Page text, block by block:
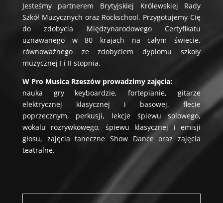
Jesteśmy partnerem Brytyjskiej Królewskiej Rady
Szkół Muzycznych oraz Rockschool. Przygotujemy Cię
do zdobycia Międzynarodowego Certyfikatu
uznawanego w 80 krajach na całym świecie,
równoważnego ze zdobyciem dyplomu szkoły
muzycznej I i II stopnia.
W Pro Musica Rzeszów prowadzimy zajęcia:
nauka gry keyboardzie, fortepianie, gitarze
elektrycznej klasycznej i basowej, flecie
poprzecznym, perkusji, lekcje śpiewu solowego,
wokalu rozrywkowego, śpiewu klasycznej i emisji
głosu, zajęcia taneczne Show Dance oraz zajęcia
teatralne.